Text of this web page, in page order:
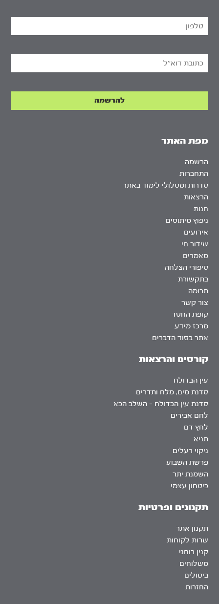
מפת האתר
הרשמה
התחברות
סדרות ומסלולי לימוד באתר
הרצאות
חנות
ניפוץ מיתוסים
אירועים
שידור חי
מאמרים
סיפורי הצלחה
בתקשורת
תרומה
צור קשר
קופת החסד
מרכז מידע
אתר בסוד הדברים
קורסים והרצאות
עין הבדולח
סדנת מים, מלח ותדרים
סדנת עין הבדולח – השלב הבא
לחם אבירים
לחץ דם
תניא
ניקוי רעלים
פרשת השבוע
השמנת יתר
ביטחון עצמי
תקנונים ופרטיות
תקנון אתר
שרות לקוחות
קנין רוחני
משלוחים
ביטולים
החזרות